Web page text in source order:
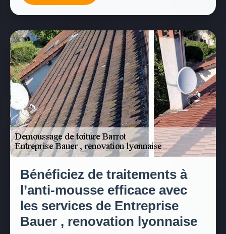
Bénéficiez de traitements à
l’anti-mousse efficace avec
les services de Entreprise
Bauer , renovation lyonnaise